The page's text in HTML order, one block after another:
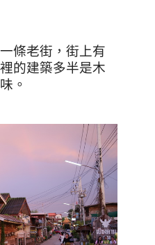
條老街，街上有
的建築多半是木
。